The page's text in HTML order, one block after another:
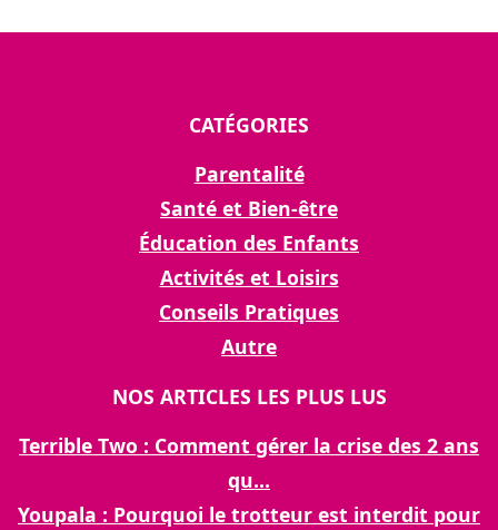
CATÉGORIES
Parentalité
Santé et Bien-être
Éducation des Enfants
Activités et Loisirs
Conseils Pratiques
Autre
NOS ARTICLES LES PLUS LUS
Terrible Two : Comment gérer la crise des 2 ans
qu...
Youpala : Pourquoi le trotteur est interdit pour